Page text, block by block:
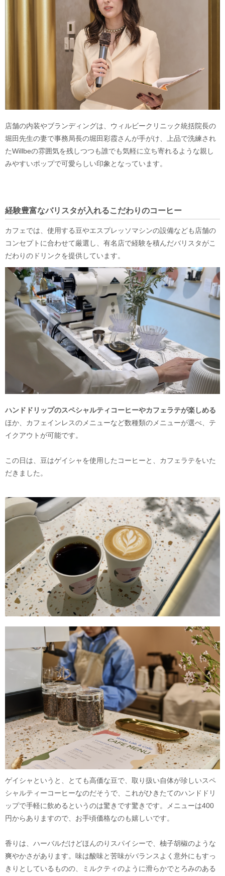
店舗の内装やブランディングは、ウィルビークリニック統括院長の
堀田先生の妻で事務局長の堀田彩霞さんが手がけ、上品で洗練され
たWillbeの雰囲気を残しつつも誰でも気軽に立ち寄れるような親し
みやすいポップで可愛らしい印象となっています。
経験豊富なバリスタが入れるこだわりのコーヒー
カフェでは、使用する豆やエスプレッソマシンの設備なども店舗の
コンセプトに合わせて厳選し、有名店で経験を積んだバリスタがこ
だわりのドリンクを提供しています。
ハンドドリップのスペシャルティコーヒーやカフェラテが楽しめる
ほか、カフェインレスのメニューなど数種類のメニューが選べ、テ
イクアウトが可能です。
この日は、豆はゲイシャを使用したコーヒーと、カフェラテをいた
だきました。
ゲイシャというと、とても高価な豆で、取り扱い自体が珍しいスペ
シャルティーコーヒーなのだそうで、これがひきたてのハンドドリ
ップで手軽に飲めるというのは驚きです驚きです。メニューは400
円からありますので、お手頃価格なのも嬉しいです。
香りは、ハーバルだけどほんのりスパイシーで、柚子胡椒のような
爽やかさがあります。味は酸味と苦味がバランスよく意外にもすっ
きりとしているものの、ミルクティのように滑らかでとろみのある